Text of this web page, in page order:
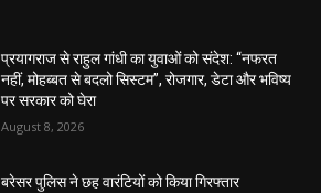
प्रयागराज से राहुल गांधी का युवाओं को संदेश: “नफरत
नहीं, मोहब्बत से बदलो सिस्टम”, रोजगार, डेटा और भविष्य
पर सरकार को घेरा
August 8, 2026
बरेसर पुलिस ने छह वारंटियों को किया गिरफ्तार